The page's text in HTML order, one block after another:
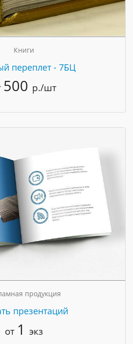
Книги
переплет - 7БЦ
500 р./шт
продукция
презентаций
от 1 экз